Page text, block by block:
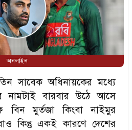
অনলাইন
সাবেক অধিনায়কের মধ্যে
নামটাই বারবার উঠে আসে
বিন মুর্তজা কিংবা নাইমুর
কিন্তু একই কারণে দেশের